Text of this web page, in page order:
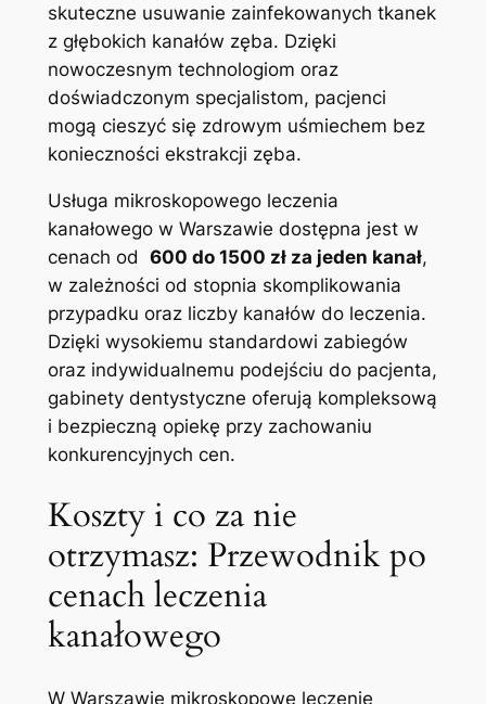
skuteczne usuwanie zainfekowanych tkanek
z ⁤głębokich kanałów zęba. Dzięki⁢
nowoczesnym technologiom oraz
doświadczonym⁢ specjalistom, pacjenci
⁤mogą⁣ cieszyć się zdrowym uśmiechem bez
konieczności ekstrakcji⁣ zęba.
Usługa mikroskopowego leczenia
kanałowego w ⁢Warszawie dostępna jest‌ w
cenach od ⁣ 600 do 1500 zł za‌ jeden ‍kanał,‍
w⁣ zależności ⁤od stopnia skomplikowania
przypadku oraz liczby ⁢kanałów do leczenia.
Dzięki⁣ wysokiemu ‍standardowi zabiegów
oraz ‌indywidualnemu podejściu do pacjenta,⁣
gabinety ‍dentystyczne oferują kompleksową
i​ bezpieczną opiekę przy ⁤zachowaniu
konkurencyjnych ⁢cen.
Koszty i​ co za ⁣nie
otrzymasz: ⁣Przewodnik po‌
cenach leczenia‌
kanałowego
W Warszawie mikroskopowe leczenie